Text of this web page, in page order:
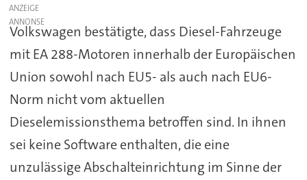
ANZEIGE
Volkswagen bestätigte, dass Diesel-Fahrzeuge
mit EA 288-Motoren innerhalb der Europäischen
Union sowohl nach EU5- als auch nach EU6-
Norm nicht vom aktuellen
Dieselemissionsthema betroffen sind. In ihnen
sei keine Software enthalten, die eine
unzulässige Abschalteinrichtung im Sinne der